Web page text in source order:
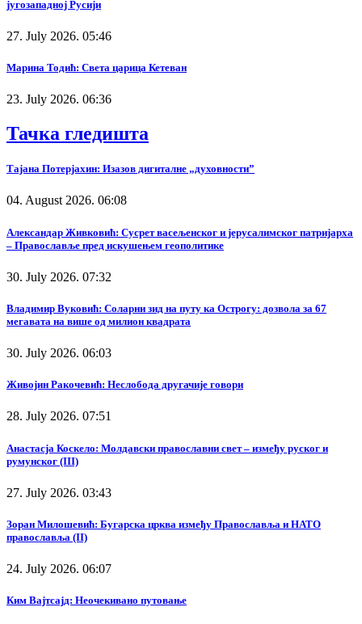
југозападној Русији
27. July 2026. 05:46
Марина Тодић: Света царица Кетеван
23. July 2026. 06:36
Тачка гледишта
Тајана Потерјахин: Изазов дигиталне „духовности”
04. August 2026. 06:08
Александар Живковић: Сусрет васељенског и јерусалимског патријарха
– Православље пред искушењем геополитике
30. July 2026. 07:32
Владимир Вуковић: Соларни зид на путу ка Острогу: дозвола за 67
мегавата на више од милион квадрата
30. July 2026. 06:03
Живојин Ракочевић: Неслобода другачије говори
28. July 2026. 07:51
Анастасја Коскело: Молдавски православни свет – између руског и
румунског (III)
27. July 2026. 03:43
Зоран Милошевић: Бугарска црква између Православља и НАТО
православља (II)
24. July 2026. 06:07
Ким Вајтсајд: Неочекивано путовање